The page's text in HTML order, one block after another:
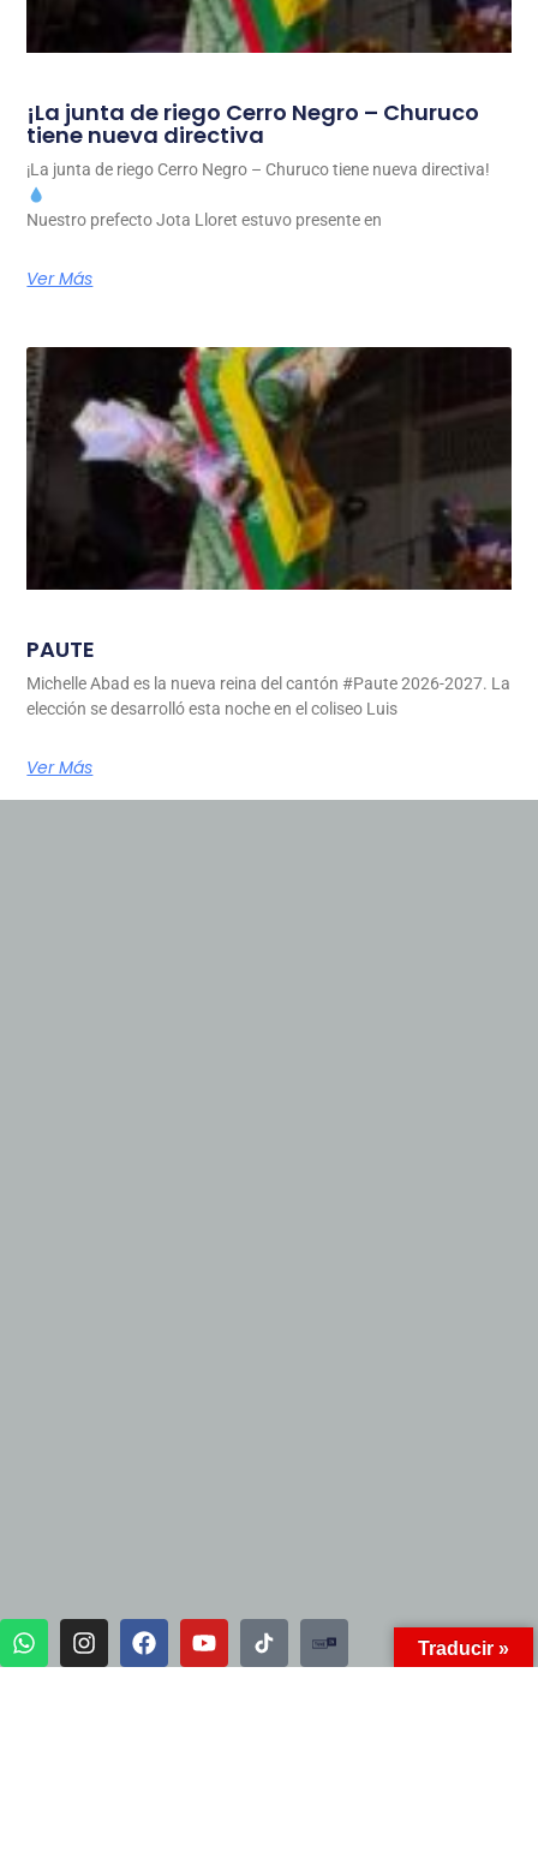
¡La junta de riego Cerro Negro – Churuco
tiene nueva directiva
¡La junta de riego Cerro Negro – Churuco tiene nueva directiva!
Nuestro prefecto Jota Lloret estuvo presente en
Ver Más
PAUTE
Michelle Abad es la nueva reina del cantón #Paute 2026-2027. La
elección se desarrolló esta noche en el coliseo Luis
Ver Más
Traducir »